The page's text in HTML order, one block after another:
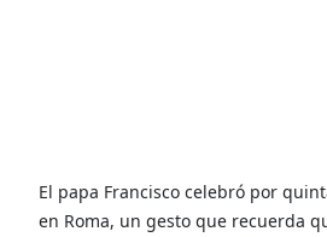
El papa Francisco celebró por
en Roma, un gesto que recuerda